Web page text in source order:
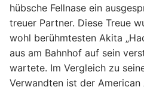
hübsche Fellnase ein
treuer Partner. Diese Treue
wohl berühmtesten Akita
aus am Bahnhof auf sein
wartete. Im Vergleich zu
Verwandten ist der